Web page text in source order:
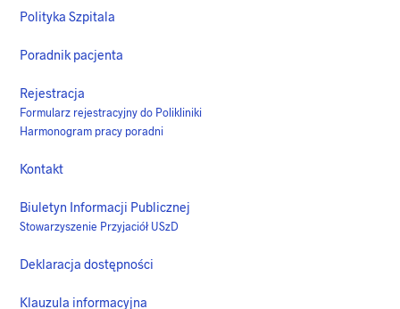
Polityka Szpitala
Poradnik pacjenta
Rejestracja
Formularz rejestracyjny do Polikliniki
Harmonogram pracy poradni
Kontakt
Biuletyn Informacji Publicznej
Stowarzyszenie Przyjaciół USzD
Deklaracja dostępności
Klauzula informacyjna